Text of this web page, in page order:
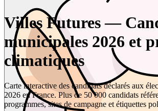
Villes Futures —
municipales 2026 et
climatiques
Carte interactive des candidats déclarés aux
2026 en France. Plus de 50 000 candidats
programmes, sites de campagne et étiquettes